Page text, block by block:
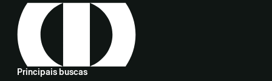
Principais buscas